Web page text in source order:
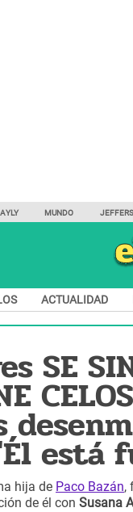
MUNDO
ACTUALIDAD
SE
está
hija de Paco Bazán,
de él con Susana